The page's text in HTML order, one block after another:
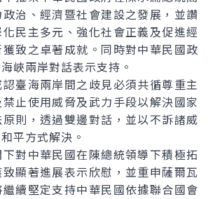
治、經濟暨社會建設之發展，並讚
民主多元、強化社會正義及促進經
致之卓著成就。同時對中華民國政
峽兩岸對話表示支持。
海兩岸間之歧見必須共循尊重主
止使用威脅及武力手段以解決國家
則，透過雙邊對話，並以不訴諸威
平方式解決。
中華民國在陳總統領導下積極拓
顯著進展表示欣慰，並重申薩爾瓦
續堅定支持中華民國依據聯合國會